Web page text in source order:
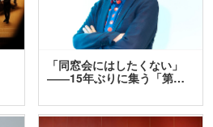
「同窓会にはしたくない」
――15年ぶりに集う「第…